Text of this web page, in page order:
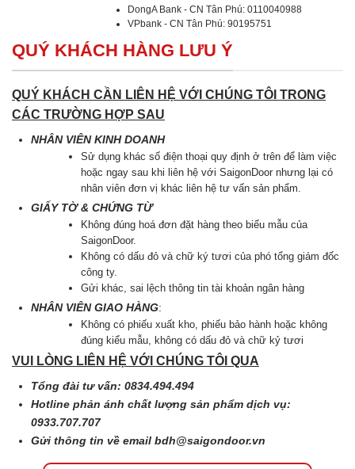
DongA Bank - CN Tân Phú: 0110040988
VPbank - CN Tân Phú: 90195751
QUÝ KHÁCH HÀNG LƯU Ý
QUÝ KHÁCH CẦN LIÊN HỆ VỚI CHÚNG TÔI TRONG
CÁC TRƯỜNG HỢP SAU
NHÂN VIÊN KINH DOANH
Sử dụng khác số điện thoại quy định ở trên để làm việc
hoặc ngay sau khi liên hệ với SaigonDoor nhưng lại có
nhân viên đơn vị khác liên hệ tư vấn sản phẩm.
GIẤY TỜ & CHỨNG TỪ
Không đúng hoá đơn đặt hàng theo biểu mẫu của
SaigonDoor.
Không có dấu đỏ và chữ ký tươi của phó tổng giám đốc
công ty.
Gửi khác, sai lệch thông tin tài khoản ngân hàng
NHÂN VIÊN GIAO HÀNG:
Không có phiếu xuất kho, phiếu bảo hành hoặc không
đúng kiểu mẫu, không có dấu đỏ và chữ kỷ tươi
VUI LÒNG LIÊN HỆ VỚI CHÚNG TÔI QUA
Tổng đài tư vấn: 0834.494.494
Hotline phản ánh chất lượng sản phẩm dịch vụ:
0933.707.707
Gửi thông tin về emailbdh@saigondoor.vn